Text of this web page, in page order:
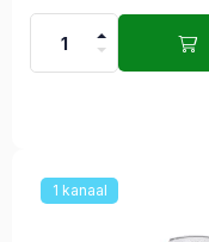
1 kanaal